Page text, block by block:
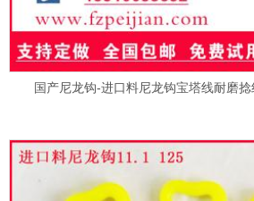
国产尼龙钩-进口料尼龙钩宝塔线耐磨